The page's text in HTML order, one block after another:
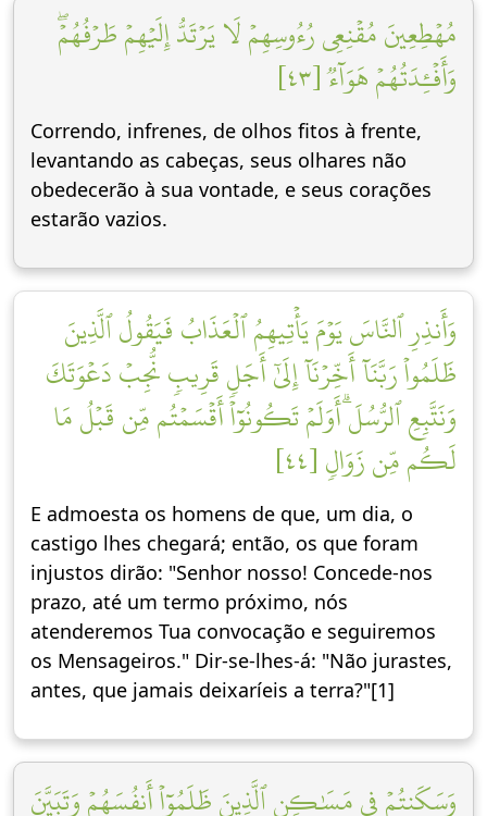
مُهۡطِعِينَ مُقۡنِعِي رُءُوسِهِمۡ لَا يَرۡتَدُّ إِلَيۡهِمۡ طَرۡفُهُمۡۖ
وَأَفۡـِٔدَتُهُمۡ هَوَآءٞ [٤٣]
Correndo, infrenes, de olhos fitos à frente,
levantando as cabeças, seus olhares não
obedecerão à sua vontade, e seus corações
estarão vazios.
وَأَنذِرِ ٱلنَّاسَ يَوۡمَ يَأۡتِيهِمُ ٱلۡعَذَابُ فَيَقُولُ ٱلَّذِينَ
ظَلَمُواْ رَبَّنَآ أَخِّرۡنَآ إِلَىٰٓ أَجَلٖ قَرِيبٖ نُّجِبۡ دَعۡوَتَكَ
وَنَتَّبِعِ ٱلرُّسُلَۗ أَوَلَمۡ تَكُونُوٓاْ أَقۡسَمۡتُم مِّن قَبۡلُ مَا
لَكُم مِّن زَوَالٖ [٤٤]
E admoesta os homens de que, um dia, o
castigo lhes chegará; então, os que foram
injustos dirão: "Senhor nosso! Concede-nos
prazo, até um termo próximo, nós
atenderemos Tua convocação e seguiremos
os Mensageiros." Dir-se-lhes-á: "Não jurastes,
antes, que jamais deixaríeis a terra?"[1]
وَسَكَنتُمۡ فِي مَسَٰكِنِ ٱلَّذِينَ ظَلَمُوٓاْ أَنفُسَهُمۡ وَتَبَيَّنَ